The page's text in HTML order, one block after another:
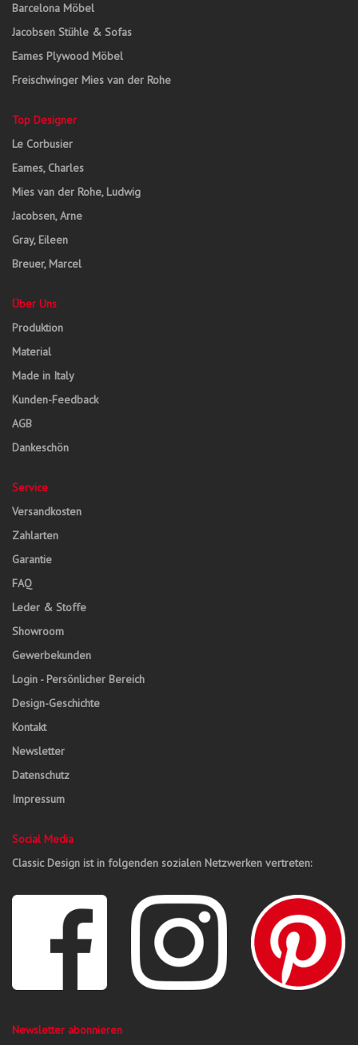
Barcelona Möbel
Jacobsen Stühle & Sofas
Eames Plywood Möbel
Freischwinger Mies van der Rohe
Top Designer
Le Corbusier
Eames, Charles
Mies van der Rohe, Ludwig
Jacobsen, Arne
Gray, Eileen
Breuer, Marcel
Über Uns
Produktion
Material
Made in Italy
Kunden-Feedback
AGB
Dankeschön
Service
Versandkosten
Zahlarten
Garantie
FAQ
Leder & Stoffe
Showroom
Gewerbekunden
Login - Persönlicher Bereich
Design-Geschichte
Kontakt
Newsletter
Datenschutz
Impressum
Social Media
Classic Design ist in folgenden sozialen Netzwerken vertreten:
Newsletter abonnieren